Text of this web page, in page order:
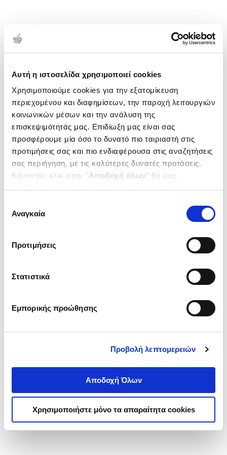
Αυτή η ιστοσελίδα χρησιμοποιεί cookies
Χρησιμοποιούμε cookies για την εξατομίκευση
περιεχομένου και διαφημίσεων, την παροχή λειτουργιών
κοινωνικών μέσων και την ανάλυση της
επισκεψιμότητάς μας. Επιδίωξη μας είναι σας
προσφέρουμε μία όσο το δυνατό πιο ταιριαστή στις
προτιμήσεις σας και πιο ενδιαφέρουσα στις αναζητήσεις
σας περιήγηση, με τις καλύτερες δυνατές προτάσεις.
Κάνοντας κλικ στην ‘’Αποδοχή όλων’’ θα μας
ενδιαφέρουν και να επιλέξετε από τα παρακάτω με την
΄΄και να ενημερωθείτε σχετικά με
συγκατάθεσης
Αναγκαία
Προτιμήσεις
Στατιστικά
Εμπορικής προώθησης
Προβολή λεπτομερειών
Αποδοχή Όλων
Χρησιμοποιήστε μόνο τα απαραίτητα cookies